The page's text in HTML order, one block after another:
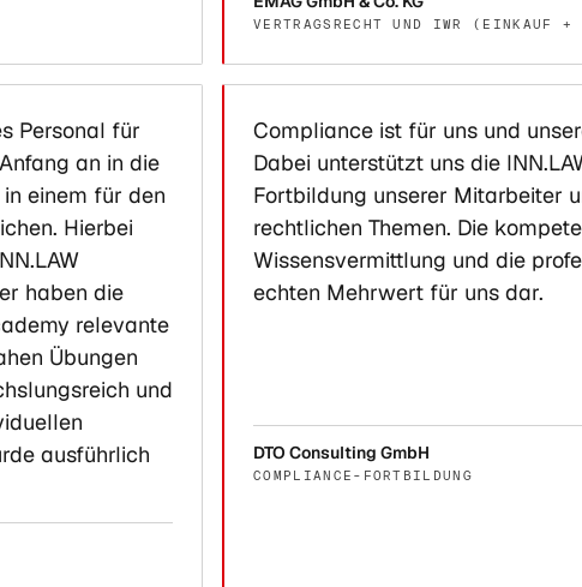
VERTRAGSRECHT UND IWR (EINKAUF +
Personal für
an in die
einem für den
Hierbei
haben die
relevante
Übungen
und
ausführlich
Compliance ist für uns und
Dabei unterstützt uns die
Fortbildung unserer Mitarbeiter
rechtlichen Themen. Die
Wissensvermittlung und die
echten Mehrwert für uns dar.
DTO Consulting GmbH
COMPLIANCE-FORTBILDUNG